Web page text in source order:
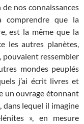
nos connaissances
comprendre que la
est la même que la
les autres planètes,
ressembler
mondes peuplés
j’ai écrit livres et
un ouvrage étonnant
, dans lequel il imagine
», en mesure